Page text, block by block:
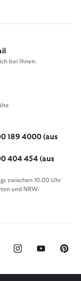
bei Ihnen.
189 4000 (aus
404 454 (aus
zwischen 10.00 Uhr
und NRW-